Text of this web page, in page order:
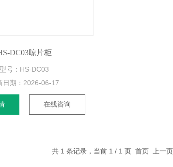
DC03晾片柜
型号：HS-DC03
日期： 2026-06-17
在线咨询
共 1 条记录，当前 1 / 1 页 首页 上一